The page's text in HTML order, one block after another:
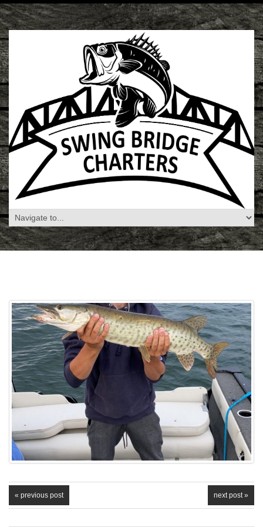
« previous post next post »